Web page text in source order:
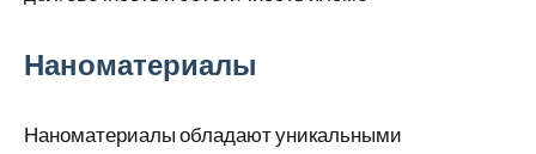
Наноматериалы
Наноматериалы обладают уникальными